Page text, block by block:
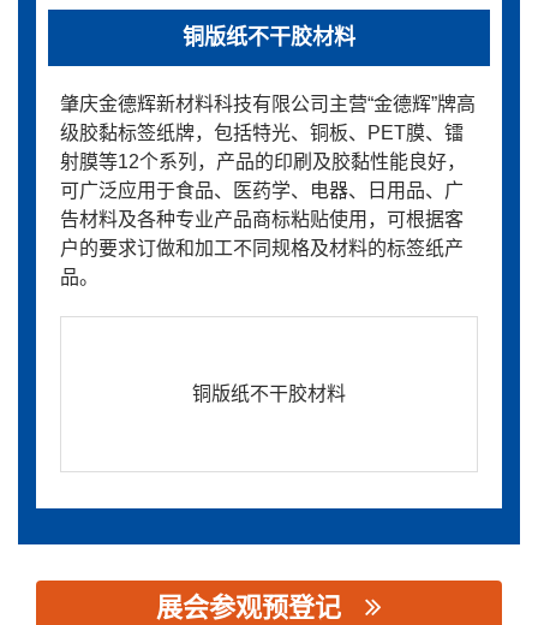
铜版纸不干胶材料
肇庆金德辉新材料科技有限公司主营“金德辉”牌高
级胶黏标签纸牌，包括特光、铜板、PET膜、镭
射膜等12个系列，产品的印刷及胶黏性能良好，
可广泛应用于食品、医药学、电器、日用品、广
告材料及各种专业产品商标粘贴使用，可根据客
户的要求订做和加工不同规格及材料的标签纸产
品。
铜版纸不干胶材料
展会参观预登记